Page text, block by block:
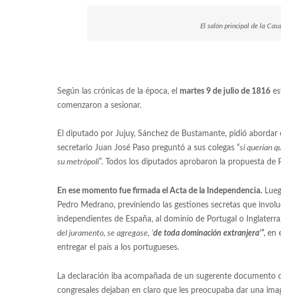
El salón principal de la
Según las crónicas de la época, el martes 9 de julio de 1816
comenzaron a sesionar.
El diputado por Jujuy, Sánchez de Bustamante, pidió abordar
secretario Juan José Paso preguntó a sus colegas “si querían
su metrópoli”. Todos los diputados aprobaron la propuesta de
En ese momento fue firmada el Acta de la Independencia.
Pedro Medrano, previniendo las gestiones secretas que
independientes de España, al dominio de Portugal o
del juramento, se agregase, ‘de toda dominación extranjera’”, en
entregar el país a los portugueses.
La declaración iba acompañada de un sugerente documento
congresales dejaban en claro que les preocupaba dar una